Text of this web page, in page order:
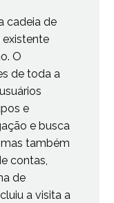
cadeia de
existente
O
de toda a
e
e busca
também
contas,
de
a visita a